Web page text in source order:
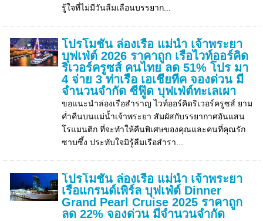
รู้ใจที่ไม่มีวันลืมเลือนบรรยาก...
โปรโมชั่น ล่องเรือ แม่น้ำ เจ้าพระยา
บุฟเฟ่ต์ 2026 ราคาถูก เรือไวท์ออร์คิด
ริเวอร์ครูซส์ คนไทย ลด 51% โปร มา
4 จ่าย 3 ท่าเรือ เอเชียทีค จองด่วน มี
จำนวนจำกัด ซีฟู๊ด บุฟเฟ่ต์ทะเลเผา
ขอแนะนำล่องเรือสำราญ ไวท์ออร์คิดริเวอร์ครูซส์ ยาม
ค่ำคืนบนแม่น้ำเจ้าพระยา สัมผัสกับรรยากาศอันแสน
โรแมนติก ที่จะทำให้คืนพิเศษของคุณและคนที่คุณรัก
ซาบซึ้ง ประทับใจมิรู้ลืมเรือสำรา...
โปรโมชั่น ล่องเรือ แม่น้ำ เจ้าพระยา
เรือแกรนด์เพิร์ล บุฟเฟ่ต์ Dinner
Grand Pearl Cruise 2025 ราคาถูก
ลด 22% จองด่วน มีจำนวนจำกัด